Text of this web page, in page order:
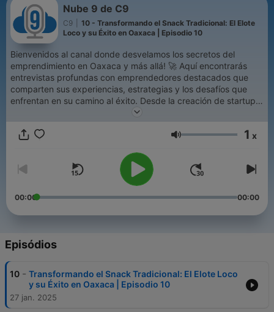
Nube 9 de C9
C9
10 - Transformando el Snack Tradicional: El Elote
Loco y su Éxito en Oaxaca | Episodio 10
Bienvenidos al canal donde desvelamos los secretos del
emprendimiento en Oaxaca y más allá! 🚀 Aquí encontrarás
entrevistas profundas con emprendedores destacados que
comparten sus experiencias, estrategias y los desafíos que
enfrentan en su camino al éxito. Desde la creación de startups
hasta la gestión empresarial, cada episodio ofrece consejos,
Volume 1 x
00:00 00:00
Episódios
10 - Transformando el Snack Tradicional: El Elote Loco
y su Éxito en Oaxaca | Episodio 10
27 jan. 2025